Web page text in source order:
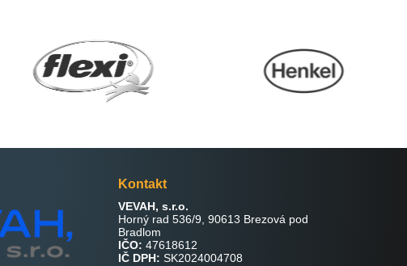
Kontakt
VEVAH, s.r.o.
Horný rad 536/9, 90613 Brezová pod
Bradlom
IČO: 47618612
IČ DPH: SK2024004708